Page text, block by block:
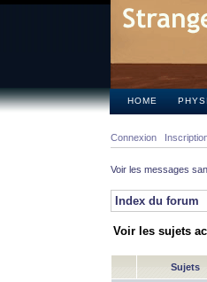
HOME
Connexion
Voir les messages
Index du forum
Voir les sujets
Sujets